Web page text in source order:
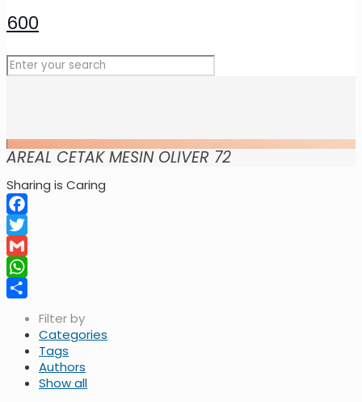
AREAL CETAK MESIN OLIVER 72
Sharing is Caring
Facebook
Twitter
Gmail
WhatsApp
Filter by
Categories
Tags
Authors
Show all